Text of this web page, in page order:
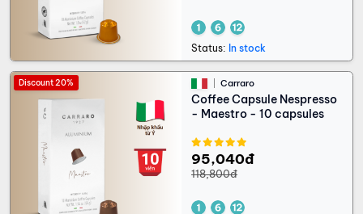
Status: In stock
Carraro
Coffee Capsule Nespresso
- Maestro - 10 capsules
95,040đ
118,800đ
Discount 20%